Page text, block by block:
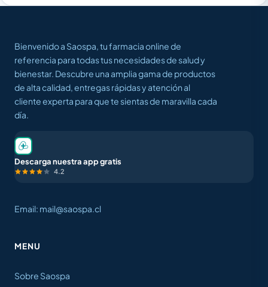
Bienvenido a Saospa, tu farmacia online de
referencia para todas tus necesidades de salud y
bienestar. Descubre una amplia gama de productos
de alta calidad, entregas rápidas y atención al
cliente experta para que te sientas de maravilla cada
día.
Descarga nuestra app gratis
4.2
Email: mail@saospa.cl
MENU
Sobre Saospa